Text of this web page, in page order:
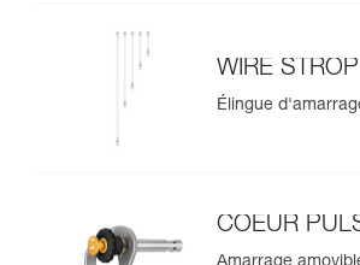
WIRE STROP
Élingue
COEUR